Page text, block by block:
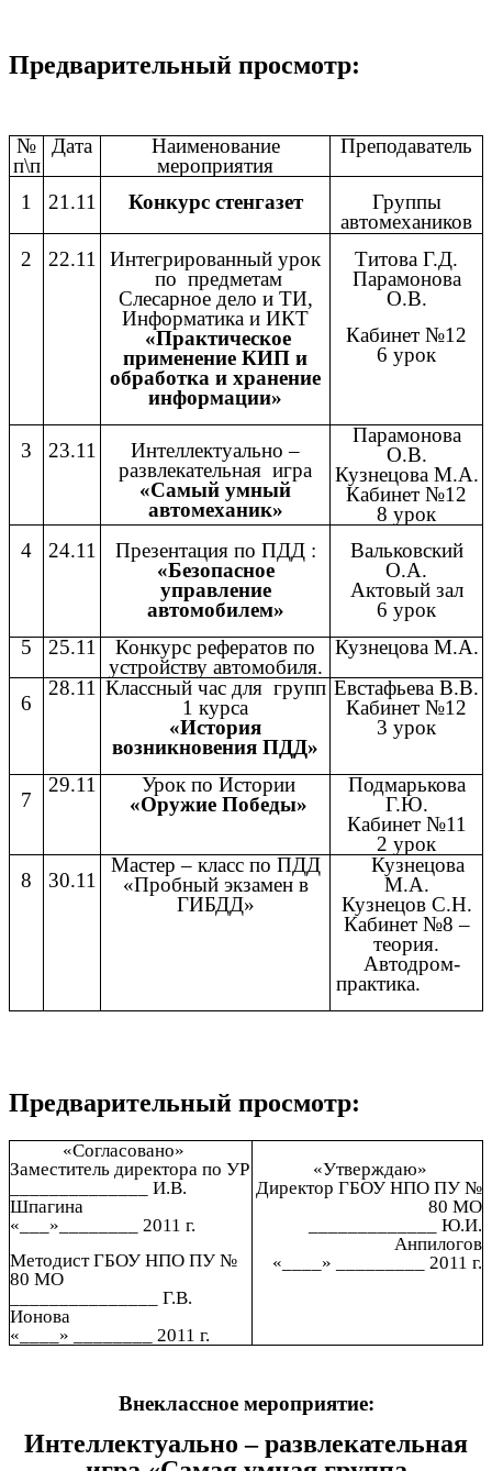
Предварительный просмотр:
№
п\п
Дата
Наименование
мероприятия
Преподаватель
1 21.11 Конкурс стенгазет
Группы
автомехаников
2
22.11
Интегрированный урок
по предметам
Слесарное дело и ТИ,
Информатика и ИКТ
«Практическое
применение КИП и
обработка и хранение
информации»
Титова Г.Д.
Парамонова
О.В.
Кабинет №12
6 урок
3 23.11
Интеллектуально –
развлекательная игра
«Самый умный
автомеханик»
Парамонова
О.В.
Кузнецова М.А.
Кабинет №12
8 урок
4
24.11
Презентация по ПДД :
«Безопасное
управление
автомобилем»
Вальковский
О.А.
Актовый зал
6 урок
5
25.11
Конкурс рефератов по
устройству автомобиля.
Кузнецова М.А.
6
28.11 Классный час для групп
1 курса
«История
возникновения ПДД»
Евстафьева В.В.
Кабинет №12
3 урок
7
29.11
Урок по Истории
«Оружие Победы»
Подмарькова
Г.Ю.
Кабинет №11
2 урок
8
30.11
Мастер – класс по ПДД
«Пробный экзамен в
ГИБДД»
Кузнецова
М.А.
Кузнецов С.Н.
Кабинет №8 –
теория.
Автодром-
практика.
Предварительный просмотр:
«Согласовано»
Заместитель директора по УР
______________ И.В.
Шпагина
«___»________ 2011 г.
Методист ГБОУ НПО ПУ №
80 МО
_______________ Г.В.
Ионова
«____» ________ 2011 г.
«Утверждаю»
Директор ГБОУ НПО ПУ №
80 МО
_____________ Ю.И.
Анпилогов
«____» _________ 2011 г.
Внеклассное мероприятие:
Интеллектуально – развлекательная